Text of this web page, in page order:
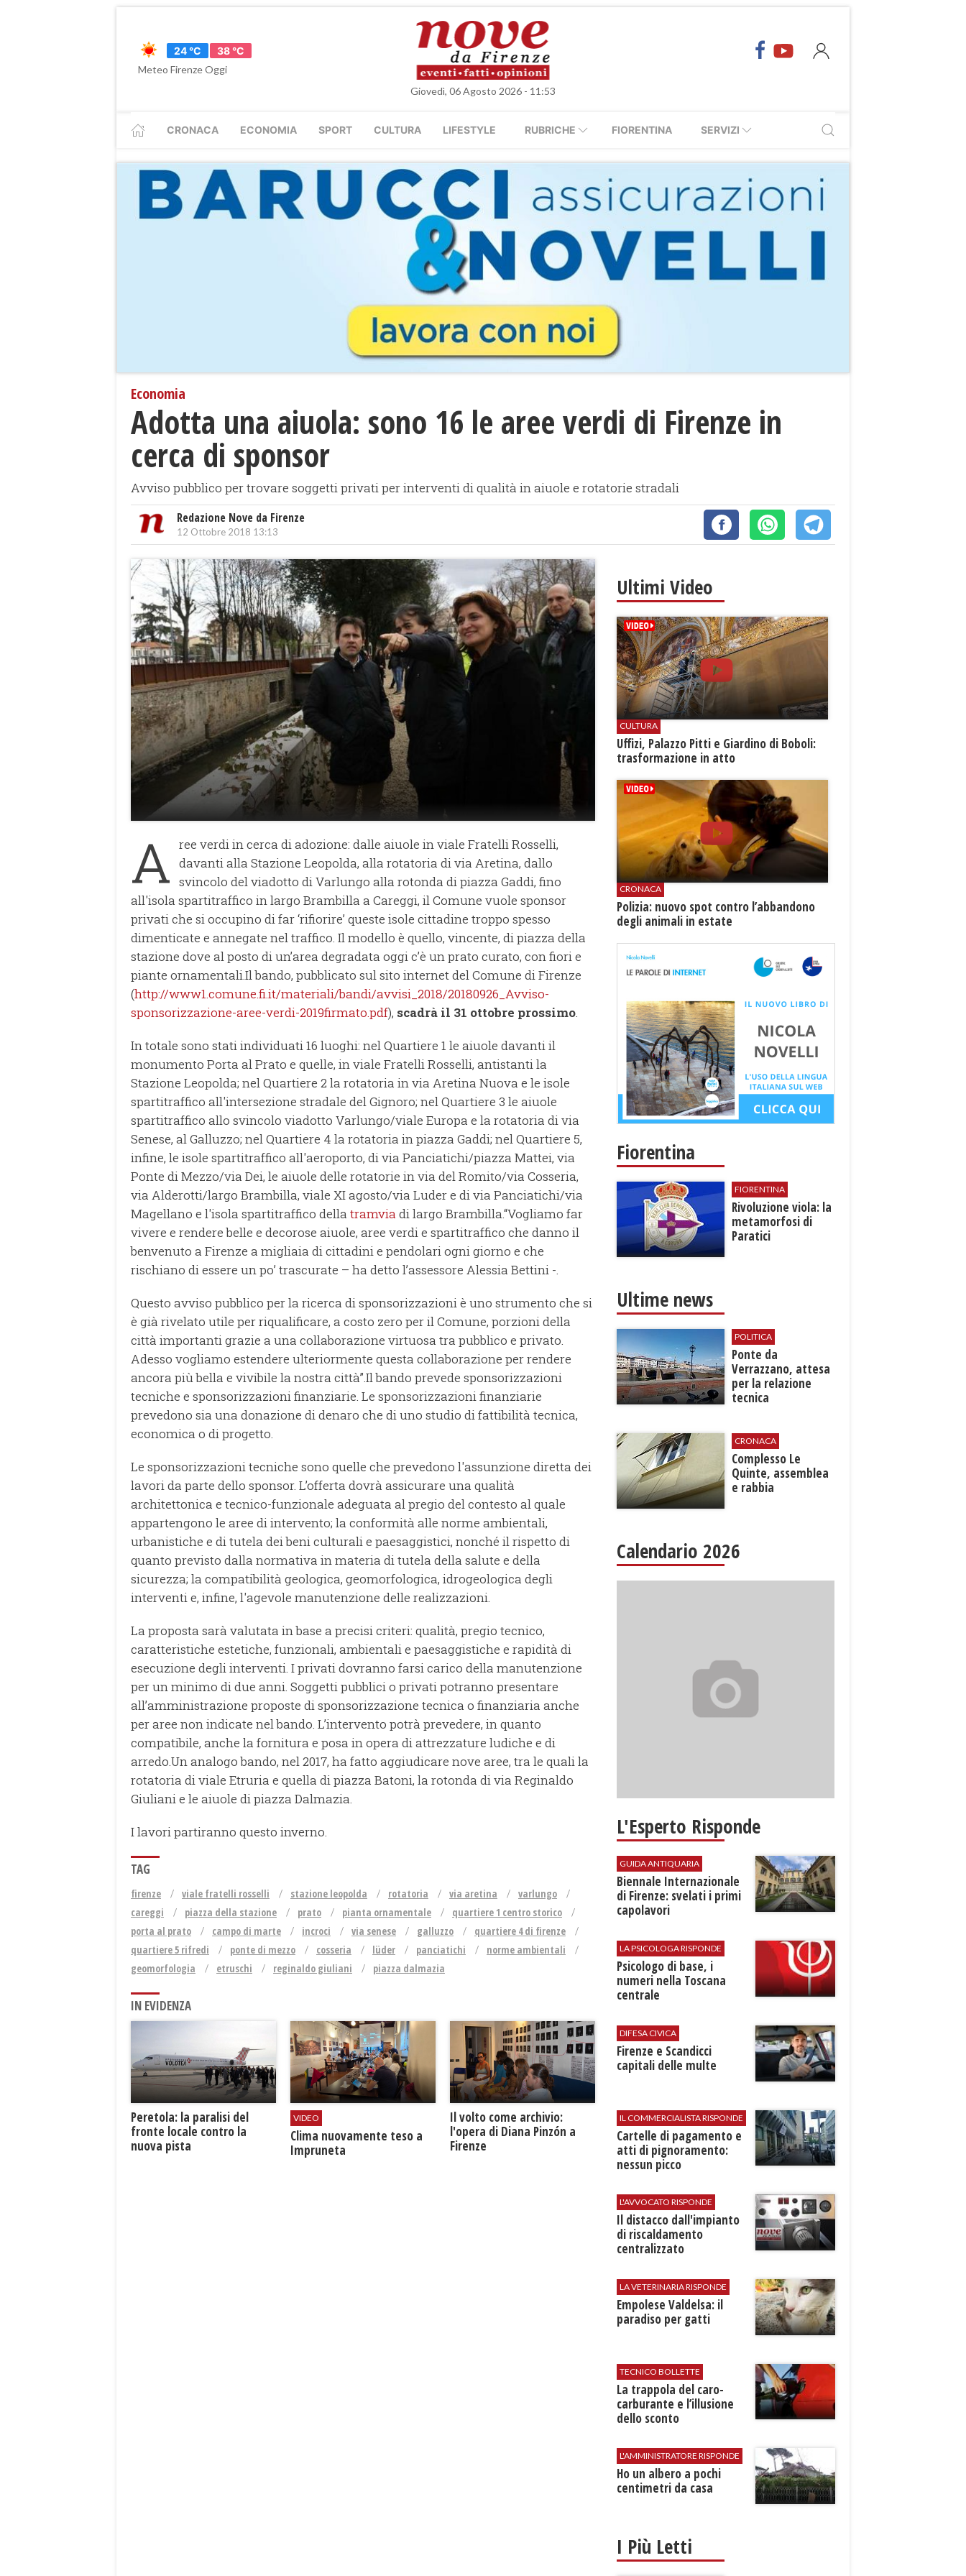
24 °C
38 °C
Meteo Firenze Oggi
Giovedì, 06 Agosto 2026 - 11:53
CRONACA ECONOMIA SPORT CULTURA LIFESTYLE RUBRICHE FIORENTINA SERVIZI
Economia
​Adotta una aiuola: sono 16 le aree verdi di Firenze in
cerca di sponsor
Avviso pubblico per trovare soggetti privati per interventi di qualità in aiuole e rotatorie stradali
Redazione Nove da Firenze
12 Ottobre 2018 13:13
A ree verdi in cerca di adozione: dalle aiuole in viale Fratelli Rosselli,
davanti alla Stazione Leopolda, alla rotatoria di via Aretina, dallo
svincolo del viadotto di Varlungo alla rotonda di piazza Gaddi, fino
all'isola spartitraffico in largo Brambilla a Careggi, il Comune vuole sponsor
privati che si occupino di far ‘rifiorire’ queste isole cittadine troppo spesso
dimenticate e annegate nel traffico. Il modello è quello, vincente, di piazza della
stazione dove al posto di un’area degradata oggi c’è un prato curato, con fiori e
piante ornamentali.Il bando, pubblicato sul sito internet del Comune di Firenze
(http://www1.comune.fi.it/materiali/bandi/avvisi_2018/20180926_Avviso-
sponsorizzazione-aree-verdi-2019firmato.pdf), scadrà il 31 ottobre prossimo.
In totale sono stati individuati 16 luoghi: nel Quartiere 1 le aiuole davanti il
monumento Porta al Prato e quelle, in viale Fratelli Rosselli, antistanti la
Stazione Leopolda; nel Quartiere 2 la rotatoria in via Aretina Nuova e le isole
spartitraffico all'intersezione stradale del Gignoro; nel Quartiere 3 le aiuole
spartitraffico allo svincolo viadotto Varlungo/viale Europa e la rotatoria di via
Senese, al Galluzzo; nel Quartiere 4 la rotatoria in piazza Gaddi; nel Quartiere 5,
infine, le isole spartitraffico all'aeroporto, di via Panciatichi/piazza Mattei, via
Ponte di Mezzo/via Dei, le aiuole delle rotatorie in via del Romito/via Cosseria,
via Alderotti/largo Brambilla, viale XI agosto/via Luder e di via Panciatichi/via
Magellano e l'isola spartitraffico della tramvia di largo Brambilla.“Vogliamo far
vivere e rendere belle e decorose aiuole, aree verdi e spartitraffico che danno il
benvenuto a Firenze a migliaia di cittadini e pendolari ogni giorno e che
rischiano di essere un po’ trascurate – ha detto l’assessore Alessia Bettini -.
Questo avviso pubblico per la ricerca di sponsorizzazioni è uno strumento che si
è già rivelato utile per riqualificare, a costo zero per il Comune, porzioni della
città importanti grazie a una collaborazione virtuosa tra pubblico e privato.
Adesso vogliamo estendere ulteriormente questa collaborazione per rendere
ancora più bella e vivibile la nostra città”.Il bando prevede sponsorizzazioni
tecniche e sponsorizzazioni finanziarie. Le sponsorizzazioni finanziarie
prevedono sia una donazione di denaro che di uno studio di fattibilità tecnica,
economica o di progetto.
Le sponsorizzazioni tecniche sono quelle che prevedono l'assunzione diretta dei
lavori da parte dello sponsor. L’offerta dovrà assicurare una qualità
architettonica e tecnico-funzionale adeguata al pregio del contesto al quale
appartengono le aree di intervento; la conformità alle norme ambientali,
urbanistiche e di tutela dei beni culturali e paesaggistici, nonché il rispetto di
quanto previsto dalla normativa in materia di tutela della salute e della
sicurezza; la compatibilità geologica, geomorfologica, idrogeologica degli
interventi e, infine, l'agevole manutenzione delle realizzazioni.
La proposta sarà valutata in base a precisi criteri: qualità, pregio tecnico,
caratteristiche estetiche, funzionali, ambientali e paesaggistiche e rapidità di
esecuzione degli interventi. I privati dovranno farsi carico della manutenzione
per un minimo di due anni. Soggetti pubblici o privati potranno presentare
all’amministrazione proposte di sponsorizzazione tecnica o finanziaria anche
per aree non indicate nel bando. L’intervento potrà prevedere, in quanto
compatibile, anche la fornitura e posa in opera di attrezzature ludiche e di
arredo.Un analogo bando, nel 2017, ha fatto aggiudicare nove aree, tra le quali la
rotatoria di viale Etruria e quella di piazza Batoni, la rotonda di via Reginaldo
Giuliani e le aiuole di piazza Dalmazia.
I lavori partiranno questo inverno.
TAG
firenze viale fratelli rosselli stazione leopolda rotatoria via aretina
varlungo
careggi
piazza della stazione prato pianta ornamentale
quartiere 1 centro storico
porta al prato
campo di marte incroci via senese galluzzo
quartiere 4 di firenze
quartiere 5 rifredi
ponte di mezzo cosseria lüder panciatichi
norme ambientali
geomorfologia
etruschi reginaldo giuliani piazza dalmazia
IN EVIDENZA
Peretola: la paralisi del
fronte locale contro la
nuova pista
VIDEO
​Clima nuovamente teso a
Impruneta
​Il volto come archivio:
l'opera di Diana Pinzón a
Firenze
Ultimi Video
CULTURA
Uffizi, Palazzo Pitti e Giardino di Boboli:
trasformazione in atto
CRONACA
Polizia: nuovo spot contro l’abbandono
degli animali in estate
Fiorentina
FIORENTINA
​Rivoluzione viola: la
metamorfosi di
Paratici
Ultime news
POLITICA
Ponte da
Verrazzano, attesa
per la relazione
tecnica
CRONACA
Complesso Le
Quinte, assemblea
e rabbia
Calendario 2026
L'Esperto Risponde
GUIDA ANTIQUARIA
Biennale Internazionale
di Firenze: svelati i primi
capolavori
LA PSICOLOGA RISPONDE
Psicologo di base, i
numeri nella Toscana
centrale
DIFESA CIVICA
Firenze e Scandicci
capitali delle multe
IL COMMERCIALISTA RISPONDE
Cartelle di pagamento e
atti di pignoramento:
nessun picco
L'AVVOCATO RISPONDE
Il distacco dall'impianto
di riscaldamento
centralizzato
LA VETERINARIA RISPONDE
Empolese Valdelsa: il
paradiso per gatti
TECNICO BOLLETTE
​La trappola del caro-
carburante e l’illusione
dello sconto
L'AMMINISTRATORE RISPONDE
Ho un albero a pochi
centimetri da casa
I Più Letti